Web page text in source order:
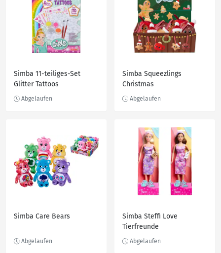
Simba 11-teiliges-Set
Glitter Tattoos
Simba Squeezlings
Christmas
Simba Care Bears
Simba Steffi Love
Tierfreunde